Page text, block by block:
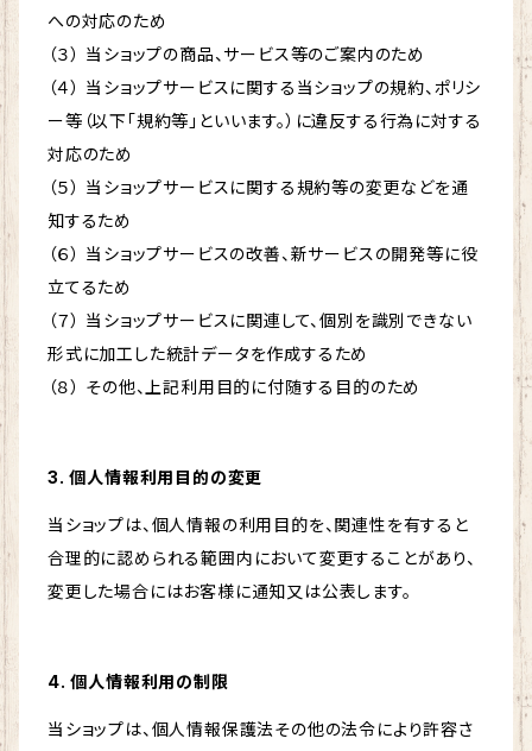
への対応のため
（３） 当ショップの商品、サービス等のご案内のため
（４） 当ショップサービスに関する当ショップの規約、ポリシ
ー等（以下「規約等」といいます。）に違反する行為に対する
対応のため
（５） 当ショップサービスに関する規約等の変更などを通
知するため
（６） 当ショップサービスの改善、新サービスの開発等に役
立てるため
（７） 当ショップサービスに関連して、個別を識別できない
形式に加工した統計データを作成するため
（８） その他、上記利用目的に付随する目的のため
3. 個人情報利用目的の変更
当ショップは、個人情報の利用目的を、関連性を有すると
合理的に認められる範囲内において変更することがあり、
変更した場合にはお客様に通知又は公表します。
4. 個人情報利用の制限
当ショップは、個人情報保護法その他の法令により許容さ